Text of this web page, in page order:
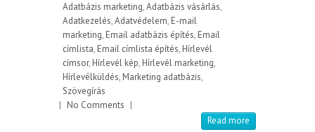
Adatbázis marketing,Adatbázis vásárlás,
Adatkezelés,Adatvédelem, E-mail
marketing, Email adatbázis építés, Email
címlista, Email címlista építés, Hírlevél
címsor, Hírlevél kép, Hírlevél marketing,
Hírlevélküldés, Marketing adatbázis,
Szövegírás
| No Comments |
Read more